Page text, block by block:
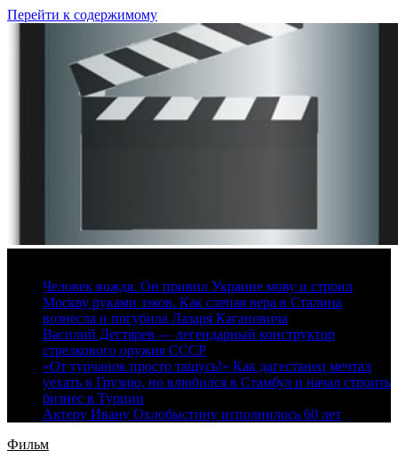
Перейти к содержимому
Человек вождя. Он привил Украине мову и строил
Москву руками зэков. Как слепая вера в Сталина
вознесла и погубила Лазаря Кагановича
Василий Дегтярев — легендарный конструктор
стрелкового оружия СССР
«От турчанок просто тащусь!» Как дагестанец мечтал
уехать в Грузию, но влюбился в Стамбул и начал строить
бизнес в Турции
Актеру Ивану Охлобыстину исполнилось 60 лет
Фильм